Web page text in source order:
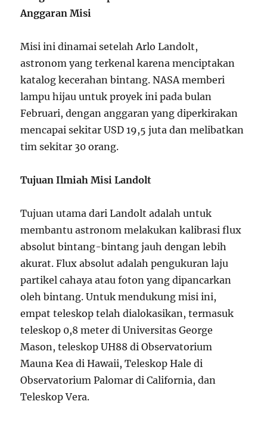
Anggaran Misi
Misi ini dinamai setelah Arlo Landolt,
astronom yang terkenal karena menciptakan
katalog kecerahan bintang. NASA memberi
lampu hijau untuk proyek ini pada bulan
Februari, dengan anggaran yang diperkirakan
mencapai sekitar USD 19,5 juta dan melibatkan
tim sekitar 30 orang.
Tujuan Ilmiah Misi Landolt
Tujuan utama dari Landolt adalah untuk
membantu astronom melakukan kalibrasi flux
absolut bintang-bintang jauh dengan lebih
akurat. Flux absolut adalah pengukuran laju
partikel cahaya atau foton yang dipancarkan
oleh bintang. Untuk mendukung misi ini,
empat teleskop telah dialokasikan, termasuk
teleskop 0,8 meter di Universitas George
Mason, teleskop UH88 di Observatorium
Mauna Kea di Hawaii, Teleskop Hale di
Observatorium Palomar di California, dan
Teleskop Vera.